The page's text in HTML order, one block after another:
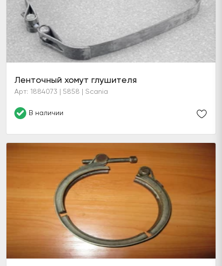
Ленточный хомут глушителя
Арт: 1884073 | 5858 | Scania
В наличии